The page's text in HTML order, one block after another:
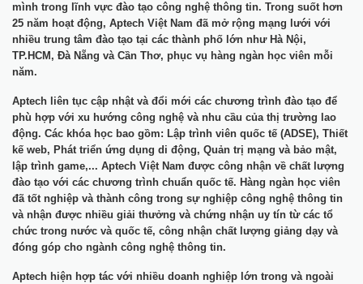
mình trong lĩnh vực đào tạo công nghệ thông tin. Trong suốt hơn
25 năm hoạt động, Aptech Việt Nam đã mở rộng mạng lưới với
nhiều trung tâm đào tạo tại các thành phố lớn như Hà Nội,
TP.HCM, Đà Nẵng và Cần Thơ, phục vụ hàng ngàn học viên mỗi
năm.
Aptech liên tục cập nhật và đổi mới các chương trình đào tạo để
phù hợp với xu hướng công nghệ và nhu cầu của thị trường lao
động. Các khóa học bao gồm: Lập trình viên quốc tế (ADSE), Thiết
kế web, Phát triển ứng dụng di động, Quản trị mạng và bảo mật,
lập trình game,... Aptech Việt Nam được công nhận về chất lượng
đào tạo với các chương trình chuẩn quốc tế. Hàng ngàn học viên
đã tốt nghiệp và thành công trong sự nghiệp công nghệ thông tin
và nhận được nhiều giải thưởng và chứng nhận uy tín từ các tổ
chức trong nước và quốc tế, công nhận chất lượng giảng dạy và
đóng góp cho ngành công nghệ thông tin.
Aptech hiện hợp tác với nhiều doanh nghiệp lớn trong và ngoài